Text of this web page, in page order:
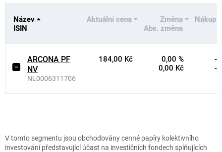
Název
ISIN
Aktuální cena
Změna
Abs. změna
Nákup
ARCONA PF
NV
NL0006311706
184,00 Kč
0,00 %
0,00 Kč
-
-
V tomto segmentu jsou obchodovány cenné papíry kolektivního
investování představující účast na investičních fondech splňujících